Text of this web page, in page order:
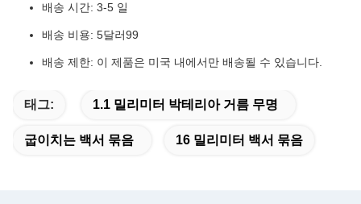
배송 시간: 3-5 일
배송 비용: 5달러99
배송 제한: 이 제품은 미국 내에서만 배송될 수 있습니다.
태그: 1.1 밀리미터 박테리아 거름 무명
굽이치는 백서 묶음 16 밀리미터 백서 묶음